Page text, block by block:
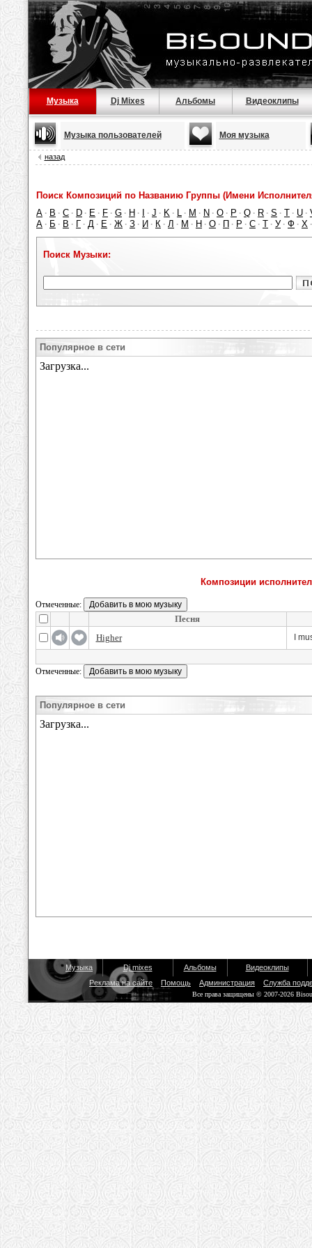
Музыка Dj Mixes Альбомы Видеоклипы
Музыка пользователей Моя музыка
назад
Поиск Композиций по Названию Группы (Имени
A · B · C · D · E · F · G · H · · J · K · L · M · N · O · P · Q · R · S · T · U ·
А · Б · В · Г · Д · Е · Ж · З · И · К · Л · М · Н · О · П · Р · С · Т · У · Ф · Х
Поиск Музыки:
Популярное в сети
Композиции
Отмеченные:
Песня
Higher
I
Отмеченные:
Популярное в сети
Музыка Dj mixes Альбомы
Видеоклипы
Реклама на сайте
Помощь Администрация Служба
Все права защищены © 2007-2026